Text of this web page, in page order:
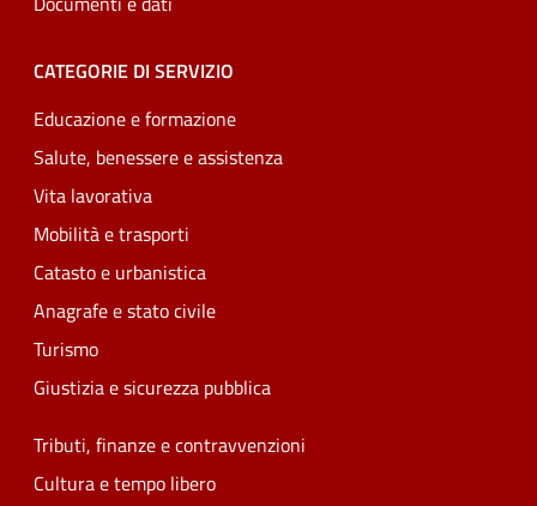
CATEGORIE DI SERVIZIO
Educazione e formazione
Salute, benessere e assistenza
Vita lavorativa
Mobilità e trasporti
Catasto e urbanistica
Anagrafe e stato civile
Turismo
Giustizia e sicurezza pubblica
Tributi, finanze e contravvenzioni
Cultura e tempo libero